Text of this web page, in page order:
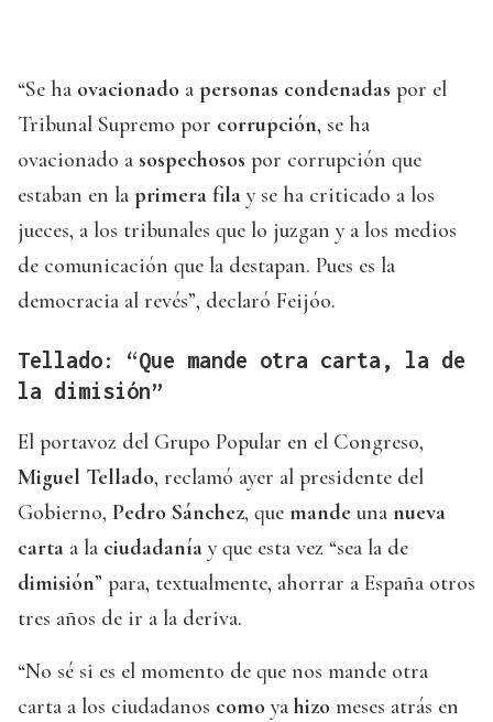
“Se ha ovacionado a personas condenadas por el
Tribunal Supremo por corrupción, se ha
ovacionado a sospechosos por corrupción que
estaban en la primera fila y se ha criticado a los
jueces, a los tribunales que lo juzgan y a los medios
de comunicación que la destapan. Pues es la
democracia al revés”, declaró Feijóo.
Tellado: “Que mande otra carta, la de
la dimisión”
El portavoz del Grupo Popular en el Congreso,
Miguel Tellado, reclamó ayer al presidente del
Gobierno, Pedro Sánchez, que mande una nueva
carta a la ciudadanía y que esta vez “sea la de
dimisión” para, textualmente, ahorrar a España otros
tres años de ir a la deriva.
“No sé si es el momento de que nos mande otra
carta a los ciudadanos como ya hizo meses atrás en